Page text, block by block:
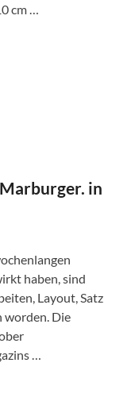
cm …
in
haben, sind
Layout, Satz
worden. Die
…